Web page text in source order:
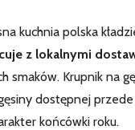
kuchnia polska
z lokalnymi
smaków. Krupnik na
dostępnej
końcówki roku.